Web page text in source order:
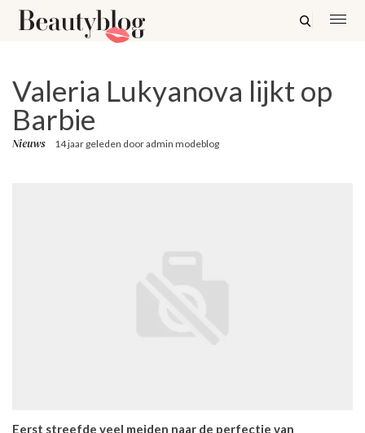
Valeria Lukyanova lijkt op
Barbie
Nieuws 14 jaar geleden dooradmin modeblog
Eerst streefde veel meiden naar de perfectie van